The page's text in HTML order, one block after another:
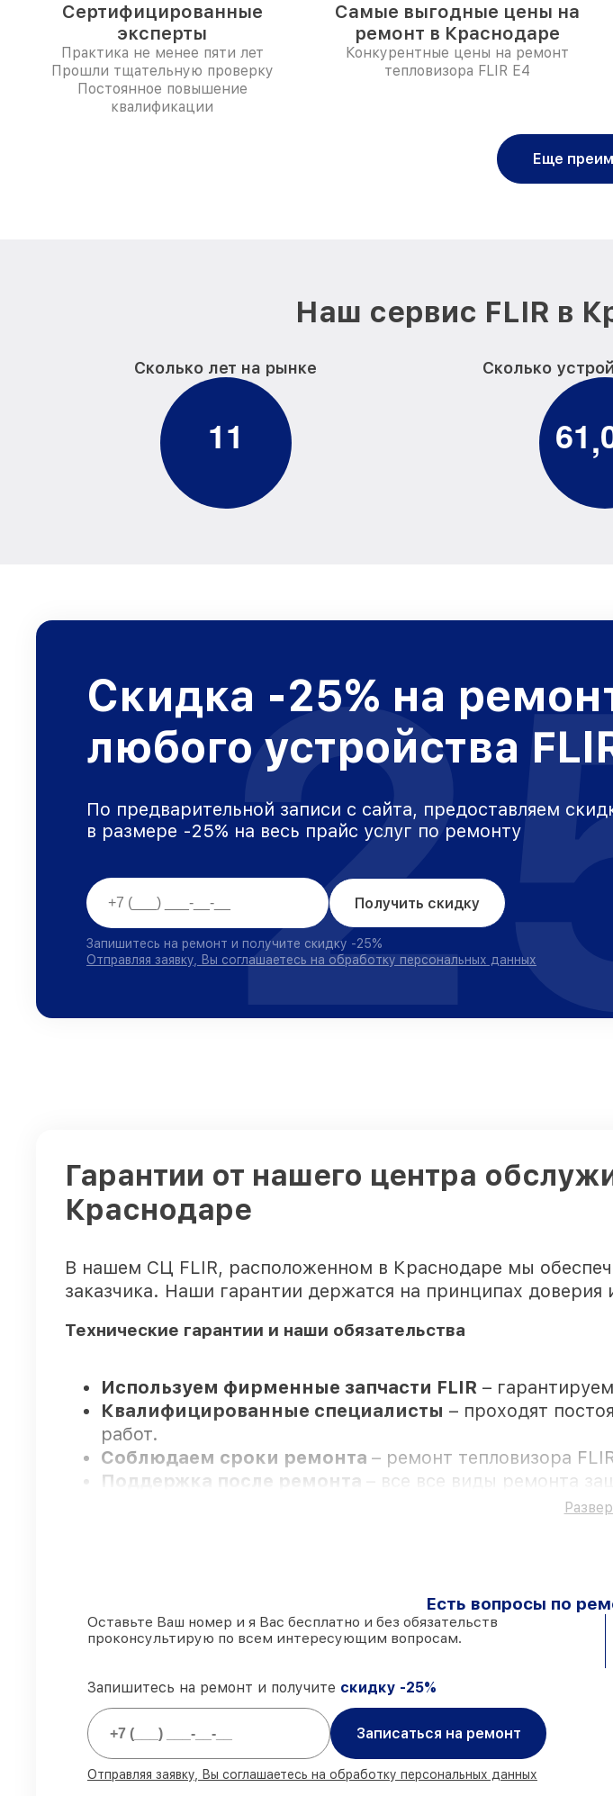
Сертифицированные
эксперты
Практика не менее пяти лет
Прошли тщательную проверку
Постоянное повышение
квалификации
Самые выгодные цены на
ремонт в Краснодаре
Конкурентные цены на ремонт
тепловизора FLIR E4
Еще
Наш сервис FLIR в
Сколько лет на рынке
11
Сколько
61,
Скидка -25% на
любого устройства
По предварительной записи с сайта, предоставляем
в размере -25% на весь прайс услуг по ремонту
Получить скидку
Запишитесь на ремонт и получите скидку -25%
Отправляя заявку, Вы соглашаетесь на обработку персональных данных
Гарантии от нашего центра
Краснодаре
В нашем СЦ FLIR, расположенном в Краснодаре мы
заказчика. Наши гарантии держатся на принципах доверия
Технические гарантии и наши обязательства
Используем фирменные запчасти FLIR –
Квалифицированные специалисты – проходят
работ.
Соблюдаем сроки ремонта – ремонт тепловизора
Поддержка после ремонта
– все все виды ремонта
работ выполняем в присутствии клиента
90%комплектующих FLIR готовы к установке в
Подлинные запчасти FLIR и надёжные аналоги
–
починок занимают до 2 часов, после приёма
Есть вопросы по
Оставьте Ваш номер и я Вас бесплатно и без обязательств
проконсультирую по всем интересующим вопросам.
Запишитесь на ремонт и получите скидку -25%
Записаться на ремонт
Отправляя заявку, Вы соглашаетесь на обработку персональных данных